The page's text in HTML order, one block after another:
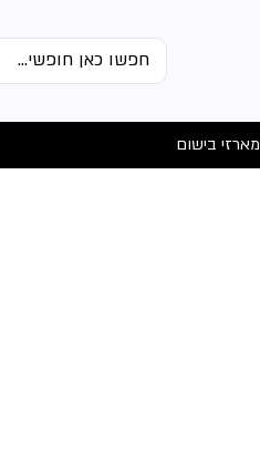
מארזי בישום